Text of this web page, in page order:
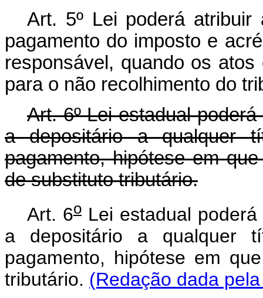
Art. 5º Lei poderá atribuir
pagamento do imposto e
responsável, quando os
para o não recolhimento do
Art. 6º Lei estadual
a depositário a qualquer
pagamento, hipótese em
de substituto tributário.
Art. 6oLei estadual poderá
a depositário a qualquer
pagamento, hipótese em
tributário. (Redação dada